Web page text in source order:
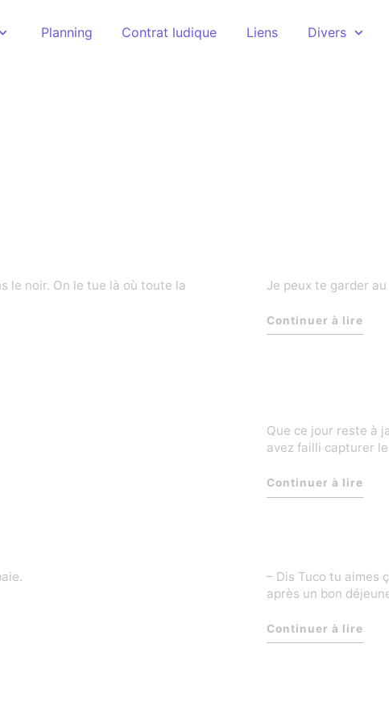
Planning Contrat ludique Liens Divers
le noir. On le tue là où toute la
Je peux te garder
Continuer à lire
Que ce jour reste à
avez failli capturer
Continuer à lire
– Dis Tuco tu aimes
après un bon
Continuer à lire